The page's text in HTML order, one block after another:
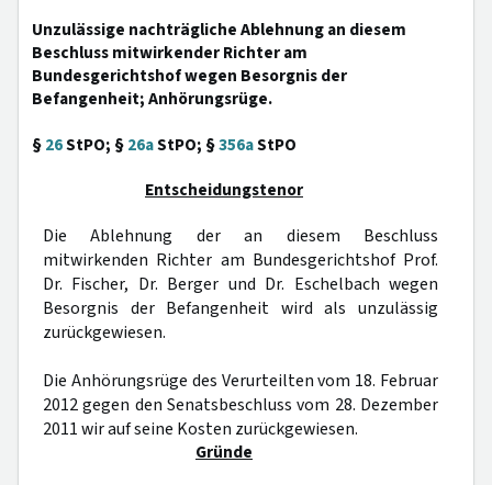
Unzulässige nachträgliche Ablehnung an diesem
Beschluss mitwirkender Richter am
Bundesgerichtshof wegen Besorgnis der
Befangenheit; Anhörungsrüge.
§26StPO; §26aStPO; §356aStPO
Entscheidungstenor
Die Ablehnung der an diesem Beschluss
mitwirkenden Richter am Bundesgerichtshof Prof.
Dr. Fischer, Dr. Berger und Dr. Eschelbach wegen
Besorgnis der Befangenheit wird als unzulässig
zurückgewiesen.
Die Anhörungsrüge des Verurteilten vom 18. Februar
2012 gegen den Senatsbeschluss vom 28. Dezember
2011 wir auf seine Kosten zurückgewiesen.
Gründe